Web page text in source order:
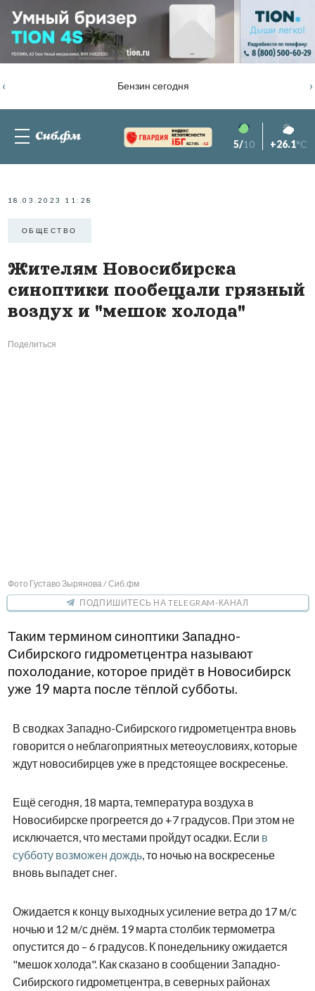
Бензин сегодня
‹ ›
82.76% -1.2 5/10 +26.1°C
18.03.2023 11:28
ОБЩЕСТВО
Жителям Новосибирска
синоптики пообещали грязный
воздух и "мешок холода"
Поделиться
Фото Густаво Зырянова / Сиб.фм
ПОДПИШИТЕСЬ НА TELEGRAM-КАНАЛ
Таким термином синоптики Западно-
Сибирского гидрометцентра называют
похолодание, которое придёт в Новосибирск
уже 19 марта после тёплой субботы.
В сводках Западно-Сибирского гидрометцентра вновь
говорится о неблагоприятных метеоусловиях, которые
ждут новосибирцев уже в предстоящее воскресенье.
Ещё сегодня, 18 марта, температура воздуха в
Новосибирске прогреется до +7 градусов. При этом не
исключается, что местами пройдут осадки. Если в
субботу возможен дождь, то ночью на воскресенье
вновь выпадет снег.
Ожидается к концу выходных усиление ветра до 17 м/с
ночью и 12 м/с днём. 19 марта столбик термометра
опустится до – 6 градусов. К понедельнику ожидается
"мешок холода". Как сказано в сообщении Западно-
Сибирского гидрометцентра, в северных районах